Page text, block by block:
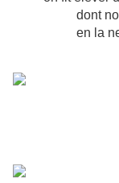
dont
en la